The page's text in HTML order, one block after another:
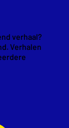
verhaal?
Verhalen